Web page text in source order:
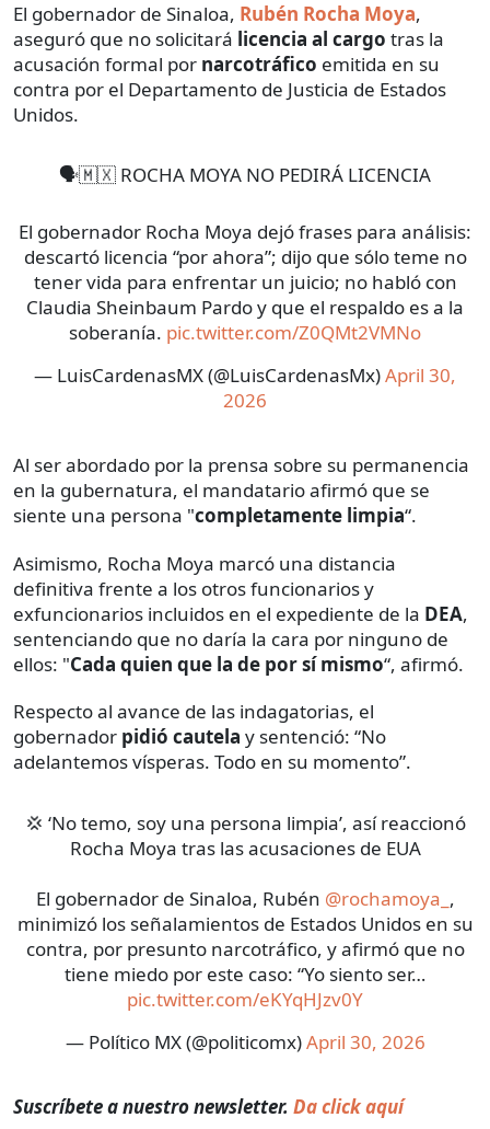
El gobernador de Sinaloa, Rubén Rocha Moya,
aseguró que no solicitará licencia al cargo tras la
acusación formal por narcotráfico emitida en su
contra por el Departamento de Justicia de Estados
Unidos.
🗣️🇲🇽 ROCHA MOYA NO PEDIRÁ LICENCIA
El gobernador Rocha Moya dejó frases para análisis:
descartó licencia “por ahora”; dijo que sólo teme no
tener vida para enfrentar un juicio; no habló con
Claudia Sheinbaum Pardo y que el respaldo es a la
soberanía. pic.twitter.com/Z0QMt2VMNo
— LuisCardenasMX (@LuisCardenasMx)April 30,
2026
Al ser abordado por la prensa sobre su permanencia
en la gubernatura, el mandatario afirmó que se
siente una persona "completamente limpia“.
Asimismo, Rocha Moya marcó una distancia
definitiva frente a los otros funcionarios y
exfuncionarios incluidos en el expediente de la DEA,
sentenciando que no daría la cara por ninguno de
ellos: "Cada quien que la de por sí mismo“, afirmó.
Respecto al avance de las indagatorias, el
gobernador pidió cautela y sentenció: “No
adelantemos vísperas. Todo en su momento”.
💢 ‘No temo, soy una persona limpia’, así reaccionó
Rocha Moya tras las acusaciones de EUA
El gobernador de Sinaloa, Rubén @rochamoya_ ,
minimizó los señalamientos de Estados Unidos en su
contra, por presunto narcotráfico, y afirmó que no
tiene miedo por este caso: “Yo siento ser…
pic.twitter.com/eKYqHJzv0Y
— Político MX (@politicomx)April 30, 2026
Suscríbete a nuestro newsletter. Da click aquí